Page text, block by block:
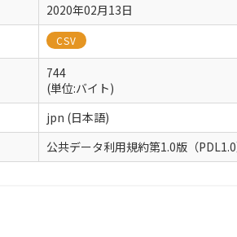
2020年02月13日
CSV
744
(単位:バイト)
jpn (日本語)
公共データ利用規約第1.0版（